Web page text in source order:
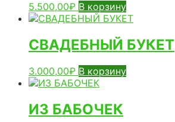
5.500,00₽ В корзину
СВАДЕБНЫЙ БУКЕТ
3.000,00₽ В корзину
ИЗ БАБОЧЕК